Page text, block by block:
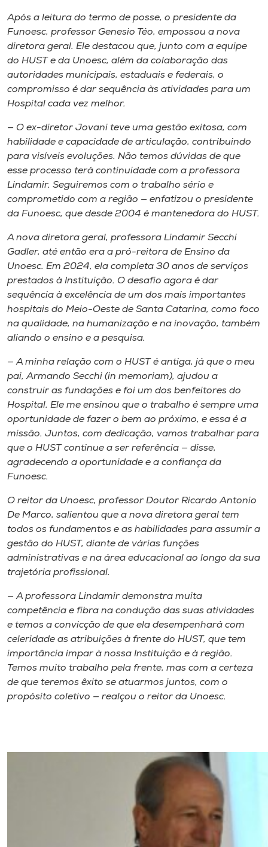
Após a leitura do termo de posse, o presidente da
Funoesc, professor Genesio Téo, empossou a nova
diretora geral. Ele destacou que, junto com a equipe
do HUST e da Unoesc, além da colaboração das
autoridades municipais, estaduais e federais, o
compromisso é dar sequência às atividades para um
Hospital cada vez melhor.
— O ex-diretor Jovani teve uma gestão exitosa, com
habilidade e capacidade de articulação, contribuindo
para visíveis evoluções. Não temos dúvidas de que
esse processo terá continuidade com a professora
Lindamir. Seguiremos com o trabalho sério e
comprometido com a região — enfatizou o presidente
da Funoesc, que desde 2004 é mantenedora do HUST.
A nova diretora geral, professora Lindamir Secchi
Gadler, até então era a pró-reitora de Ensino da
Unoesc. Em 2024, ela completa 30 anos de serviços
prestados à Instituição. O desafio agora é dar
sequência à excelência de um dos mais importantes
hospitais do Meio-Oeste de Santa Catarina, como foco
na qualidade, na humanização e na inovação, também
aliando o ensino e a pesquisa.
— A minha relação com o HUST é antiga, já que o meu
pai, Armando Secchi (in memoriam), ajudou a
construir as fundações e foi um dos benfeitores do
Hospital. Ele me ensinou que o trabalho é sempre uma
oportunidade de fazer o bem ao próximo, e essa é a
missão. Juntos, com dedicação, vamos trabalhar para
que o HUST continue a ser referência — disse,
agradecendo a oportunidade e a confiança da
Funoesc.
O reitor da Unoesc, professor Doutor Ricardo Antonio
De Marco, salientou que a nova diretora geral tem
todos os fundamentos e as habilidades para assumir a
gestão do HUST, diante de várias funções
administrativas e na área educacional ao longo da sua
trajetória profissional.
— A professora Lindamir demonstra muita
competência e fibra na condução das suas atividades
e temos a convicção de que ela desempenhará com
celeridade as atribuições à frente do HUST, que tem
importância ímpar à nossa Instituição e à região.
Temos muito trabalho pela frente, mas com a certeza
de que teremos êxito se atuarmos juntos, com o
propósito coletivo — realçou o reitor da Unoesc.